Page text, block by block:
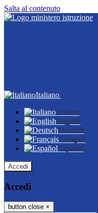
Salta al contenuto
Italiano
Italiano
English
Deutsch
Français
Español
Accedi
Accedi
button close ×